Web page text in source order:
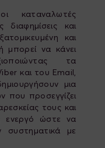
διαφημίσεις και
και
μπορεί να κάνει
τα
και του Email,
μια
που προσεγγίζει
τους και
ενεργό ώστε να
συστηματικά με